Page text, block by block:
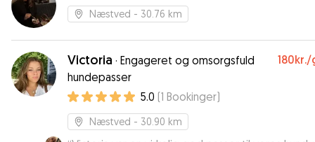
Næstved - 30.76 km
Victoria · Engageret og omsorgsfuld
hundepasser
180kr./
5.0 (1 Bookinger)
Næstved - 30.90 km